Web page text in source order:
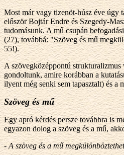
Most már vagy tizenöt-húsz éve úgy
először Bojtár Endre és Szegedy-
tudomásunk. A mű csupán
(27), továbbá: "Szöveg és mű
55!).
A szövegközéppontú
gondoltunk, amire korábban a
ilyent még senki sem tapasztalt) és a
Szöveg és mű
Egy apró kérdés persze továbbra is
egyazon dolog a szöveg és a mű,
- A szöveg és a mű